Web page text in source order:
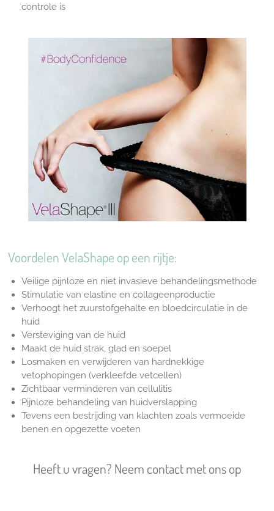
controle is
Voordelen VelaShape op een rijtje:
Veilige pijnloze en niet invasieve behandelingsmethode
Stimulatie van elastine en collageenproductie
Verhoogt het zuurstofgehalte en bloedcirculatie in de
huid
Versteviging van de huid
Maakt de huid strak, glad en soepel
Losmaken en verwijderen van hardnekkige
vetophopingen (verkleefde vetcellen)
Zichtbaar verminderen van cellulitis
Pijnloze behandeling van huidverslapping
Tevens een bestrijding van klachten zoals vermoeide
benen en opgezette voeten
Heeft u vragen? Neem contact met ons op